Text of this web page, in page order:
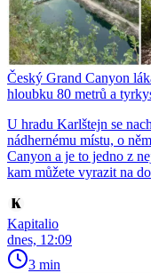
Český Grand Canyon
hloubku 80 metrů a
U hradu Karlštejn se
nádhernému místu, o
Canyon a je to jedno z
kam můžete vyrazit na
Kapitalio
dnes, 12:09
3 min